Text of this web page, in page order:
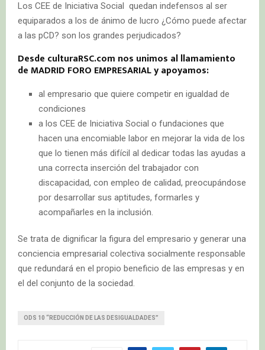
Los CEE de Iniciativa Social quedan indefensos al ser
equiparados a los de ánimo de lucro ¿Cómo puede afectar
a las pCD? son los grandes perjudicados?
Desde culturaRSC.com nos unimos al llamamiento
de MADRID FORO EMPRESARIAL y apoyamos:
al empresario que quiere competir en igualdad de
condiciones
a los CEE de Iniciativa Social o fundaciones que
hacen una encomiable labor en mejorar la vida de los
que lo tienen más difícil al dedicar todas las ayudas a
una correcta inserción del trabajador con
discapacidad, con empleo de calidad, preocupándose
por desarrollar sus aptitudes, formarles y
acompañarles en la inclusión.
Se trata de dignificar la figura del empresario y generar una
conciencia empresarial colectiva socialmente responsable
que redundará en el propio beneficio de las empresas y en
el del conjunto de la sociedad.
ODS 10 “REDUCCIÓN DE LAS DESIGUALDADES”